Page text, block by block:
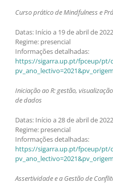
Curso prático de Mindfulness e
Datas: Início a 19 de abril de 2022
Regime: presencial
Informações detalhadas:
https://sigarra.up.pt/fpceup/pt/
Iniciação ao R: gestão,
de dados
Datas: Início a 28 de abril de 2022
Regime: presencial
Informações detalhadas:
https://sigarra.up.pt/fpceup/pt/
Assertividade e a Gestão de